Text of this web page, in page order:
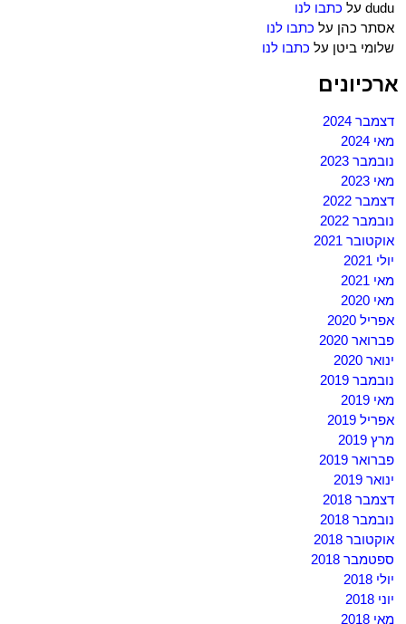
dudu על כתבו לנו
אסתר כהן על כתבו לנו
שלומי ביטן על כתבו לנו
ארכיונים
דצמבר 2024
מאי 2024
נובמבר 2023
מאי 2023
דצמבר 2022
נובמבר 2022
אוקטובר 2021
יולי 2021
מאי 2021
מאי 2020
אפריל 2020
פברואר 2020
ינואר 2020
נובמבר 2019
מאי 2019
אפריל 2019
מרץ 2019
פברואר 2019
ינואר 2019
דצמבר 2018
נובמבר 2018
אוקטובר 2018
ספטמבר 2018
יולי 2018
יוני 2018
מאי 2018